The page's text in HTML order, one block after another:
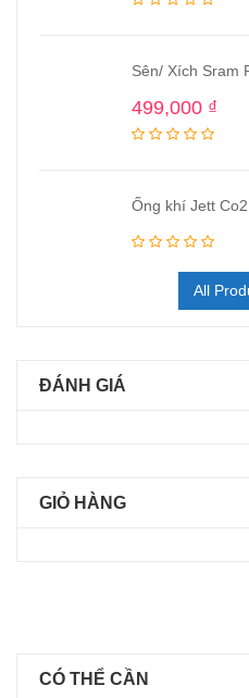
Sên/ Xích Sram
499,000 ₫
Ống khí Jett
All
ĐÁNH GIÁ
GIỎ HÀNG
CÓ THỂ CẦN